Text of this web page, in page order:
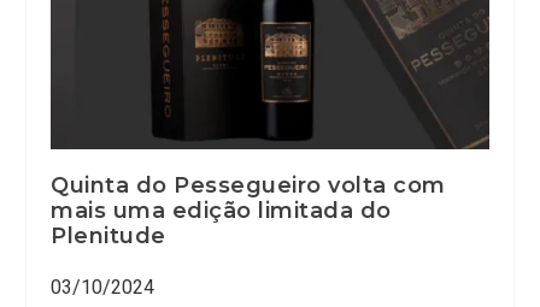
Quinta do Pessegueiro volta com
mais uma edição limitada do
Plenitude
03/10/2024